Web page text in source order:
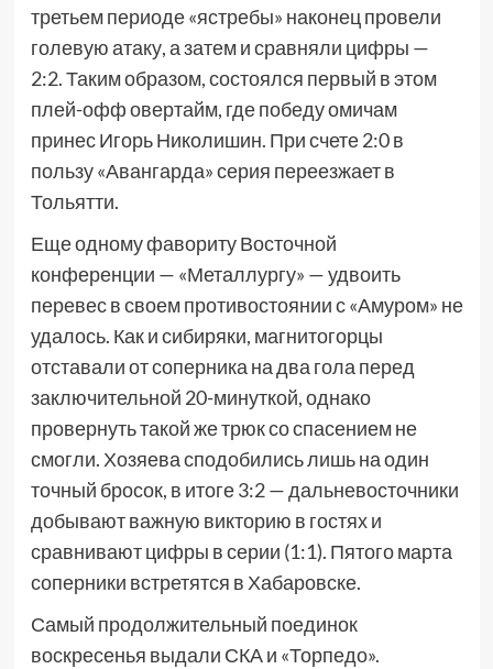
третьем периоде «ястребы» наконец провели
голевую атаку, а затем и сравняли цифры —
2:2. Таким образом, состоялся первый в этом
плей-офф овертайм, где победу омичам
принес Игорь Николишин. При счете 2:0 в
пользу «Авангарда» серия переезжает в
Тольятти.
Еще одному фавориту Восточной
конференции — «Металлургу» — удвоить
перевес в своем противостоянии с «Амуром» не
удалось. Как и сибиряки, магнитогорцы
отставали от соперника на два гола перед
заключительной 20-минуткой, однако
провернуть такой же трюк со спасением не
смогли. Хозяева сподобились лишь на один
точный бросок, в итоге 3:2 — дальневосточники
добывают важную викторию в гостях и
сравнивают цифры в серии (1:1). Пятого марта
соперники встретятся в Хабаровске.
Самый продолжительный поединок
воскресенья выдали СКА и «Торпедо».